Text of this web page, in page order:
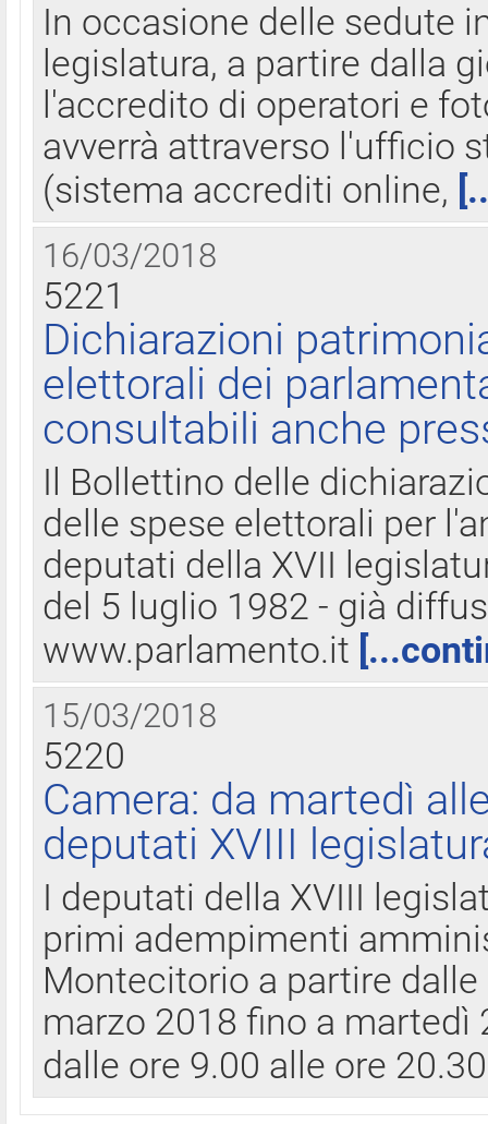
In occasione delle sedute
legislatura, a partire dalla
l'accredito di operatori e
avverrà attraverso l'ufficio
(sistema accrediti online,
16/03/2018
5221
Dichiarazioni
elettorali dei
consultabili anche
Il Bollettino delle
delle spese elettorali per
deputati della XVII
del 5 luglio 1982 - già
www.parlamento.it
15/03/2018
5220
Camera: da martedì
deputati XVIII
I deputati della XVIII
primi adempimenti
Montecitorio a partire
marzo 2018 fino a
dalle ore 9.00 alle ore